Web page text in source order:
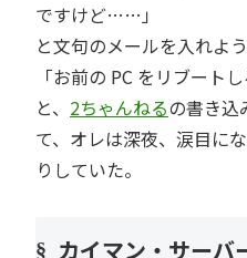
ですけど……」
と文句のメールを入れよ
「お前の PC をリブートし
と、 2ちゃんねるの書き込
て、オレは深夜、涙目に
りしていた。
カイマン・サーバ